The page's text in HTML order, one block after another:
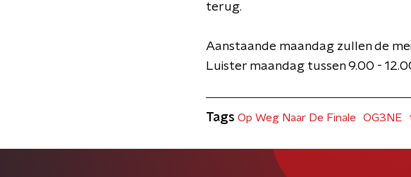
terug.
Aanstaande maandag zullen de
Luister maandag tussen 9.00 -
Tags Op Weg Naar De Finale OG3NE